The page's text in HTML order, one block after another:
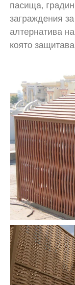
пасища,
заграждения
алтернатива
която